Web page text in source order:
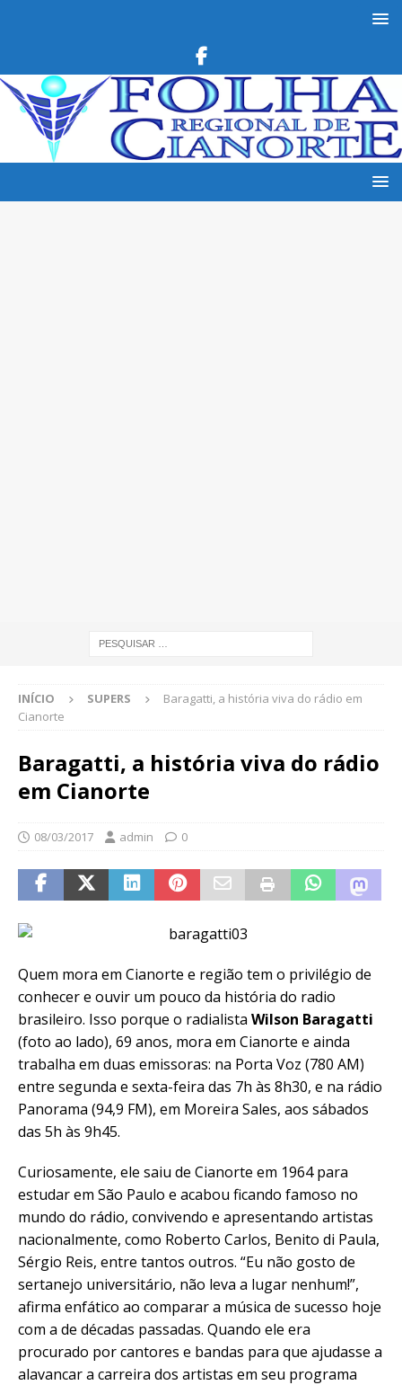
INÍCIO SUPERS
Baragatti, a história viva do rádio em
Cianorte
Baragatti, a história viva do rádio
em Cianorte
08/03/2017 admin 0
Quem mora em Cianorte e região tem o privilégio de
conhecer e ouvir um pouco da história do radio
brasileiro. Isso porque o radialista Wilson Baragatti
(foto ao lado), 69 anos, mora em Cianorte e ainda
trabalha em duas emissoras: na Porta Voz (780 AM)
entre segunda e sexta-feira das 7h às 8h30, e na rádio
Panorama (94,9 FM), em Moreira Sales, aos sábados
das 5h às 9h45.
Curiosamente, ele saiu de Cianorte em 1964 para
estudar em São Paulo e acabou ficando famoso no
mundo do rádio, convivendo e apresentando artistas
nacionalmente, como Roberto Carlos, Benito di Paula,
Sérgio Reis, entre tantos outros. “Eu não gosto de
sertanejo universitário, não leva a lugar nenhum!”,
afirma enfático ao comparar a música de sucesso hoje
com a de décadas passadas. Quando ele era
procurado por cantores e bandas para que ajudasse a
alavancar a carreira dos artistas em seu programa